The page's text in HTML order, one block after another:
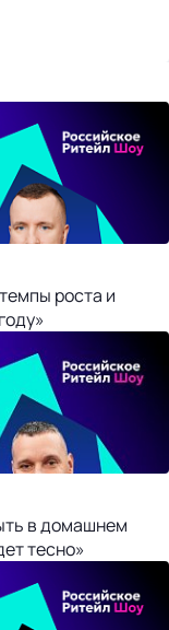
роста и
в домашнем
тесно»